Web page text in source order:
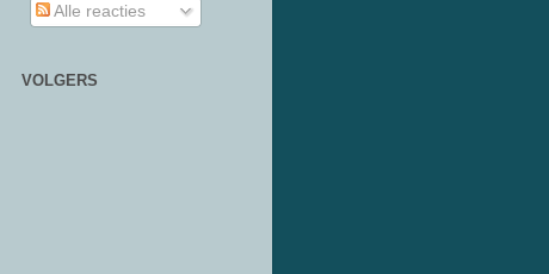
Alle reacties
VOLGERS